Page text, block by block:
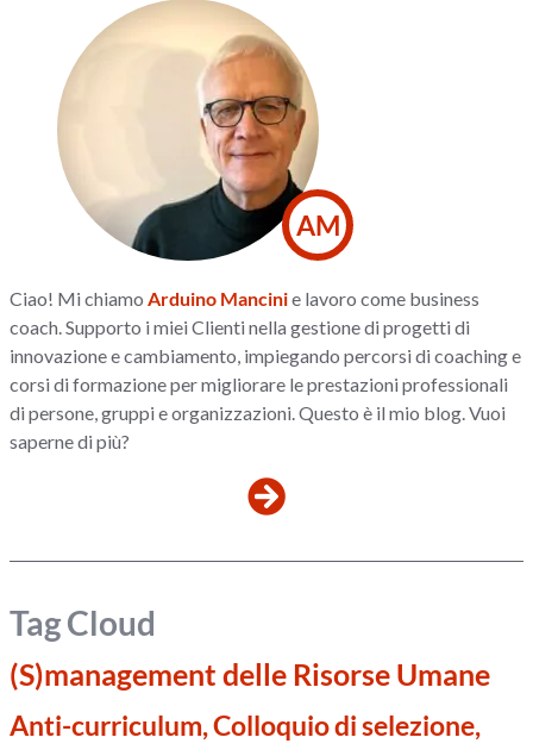
AM
Ciao! Mi chiamoArduino Mancinie lavoro come business
coach. Supporto i miei Clienti nella gestione di progetti di
innovazione e cambiamento, impiegando percorsi di coaching e
corsi di formazione per migliorare le prestazioni professionali
di persone, gruppi e organizzazioni. Questo è il mio blog. Vuoi
saperne di più?
Tag Cloud
(S)management delle Risorse Umane
Anti-curriculum, Colloquio di selezione,